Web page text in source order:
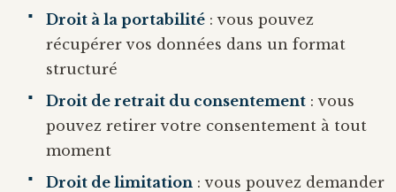
Droit à la portabilité : vous pouvez
récupérer vos données dans un format
structuré
Droit de retrait du consentement : vous
pouvez retirer votre consentement à tout
moment
Droit de limitation : vous pouvez demander